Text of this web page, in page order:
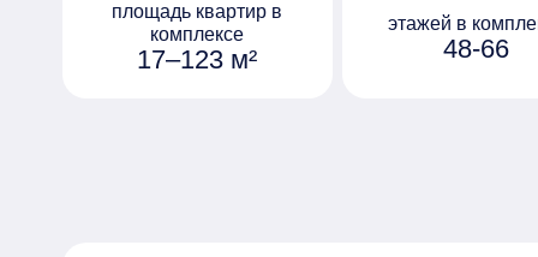
предусмотрено 20 вариантов
представлены квартирами с окнами в пол,
Внутреннее пространство двора
17–123 м²
площадь квартир в
комплексе
48-66
этажей в